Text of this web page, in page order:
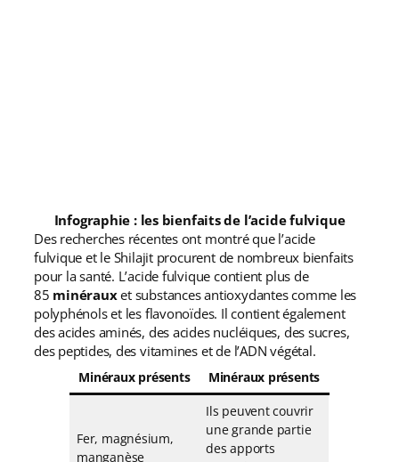
Infographie : les bienfaits de l’acide fulvique
Des recherches récentes ont montré que l’acide
fulvique et le Shilajit procurent de nombreux bienfaits
pour la santé. L’acide fulvique contient plus de
85 minérauxet substances antioxydantes comme les
polyphénols et les flavonoïdes. Il contient également
des acides aminés, des acides nucléiques, des sucres,
des peptides, des vitamines et de l’ADN végétal.
Minéraux présents
Minéraux présents
Fer, magnésium,
manganèse
Ils peuvent couvrir
une grande partie
des apports